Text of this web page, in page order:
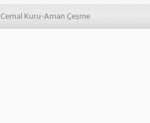
A
B C Ç D E F G H I İ
Cemal Kuru-Aman Çeşme